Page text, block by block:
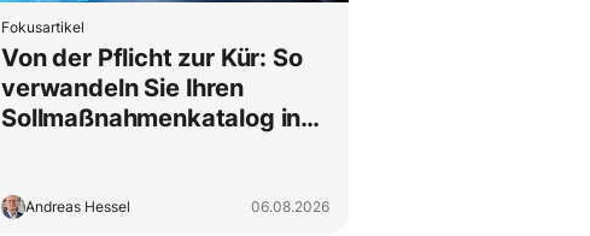
Fokusartikel
Von der Pflicht zur Kür: So
verwandeln Sie Ihren
Sollmaßnahmenkatalog in
Andreas Hessel 06.08.2026